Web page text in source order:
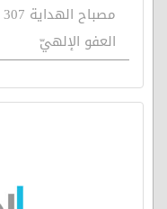
العفو الإلهيّ